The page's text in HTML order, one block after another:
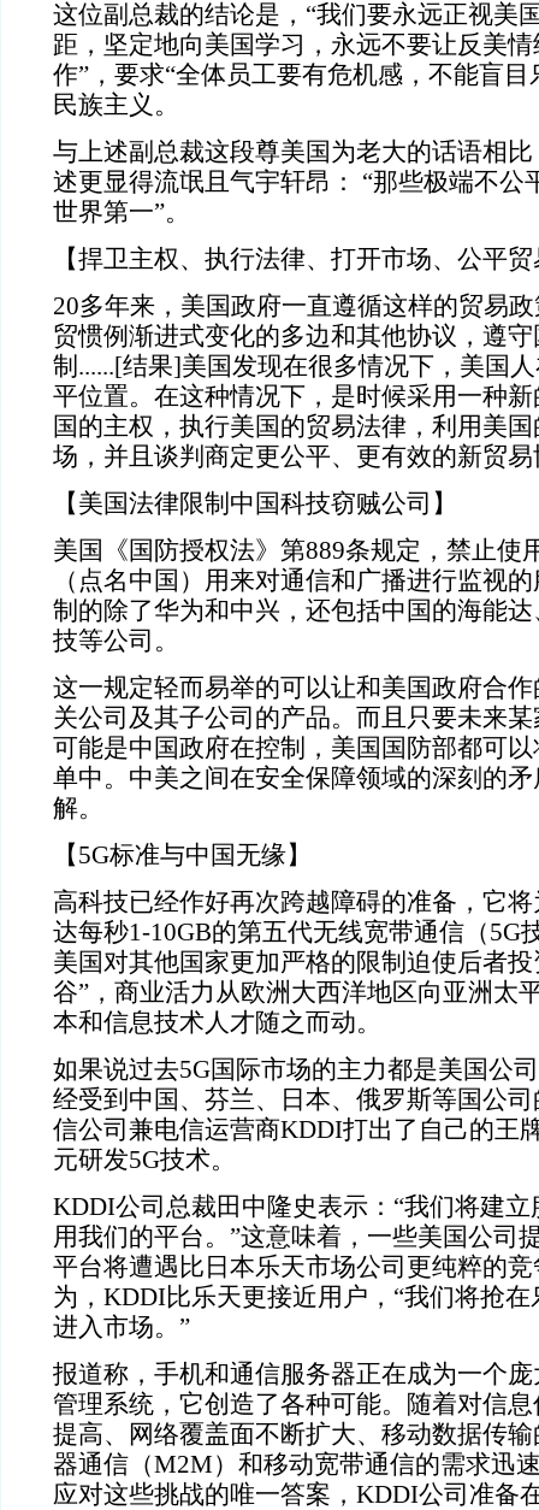
这位副总裁的结论是，“我们要永远正视美
距，坚定地向美国学习，永远不要让反美
作”，要求“全体员工要有危机感，不能盲
民族主义。
与上述副总裁这段尊美国为老大的话语相
述更显得流氓且气宇轩昂： “那些极端不公
世界第一”。
【捍卫主权、执行法律、打开市场、公平
20多年来，美国政府一直遵循这样的贸易
贸惯例渐进式变化的多边和其他协议，遵
制......[结果]美国发现在很多情况下，美国
平位置。在这种情况下，是时候采用一种
国的主权，执行美国的贸易法律，利用美
场，并且谈判商定更公平、更有效的新贸易
【美国法律限制中国科技窃贼公司】
美国《国防授权法》第889条规定，禁止使
（点名中国）用来对通信和广播进行监视
制的除了华为和中兴，还包括中国的海能
技等公司。
这一规定轻而易举的可以让和美国政府合
关公司及其子公司的产品。而且只要未来
可能是中国政府在控制，美国国防部都可
单中。中美之间在安全保障领域的深刻的
解。
【5G标准与中国无缘】
高科技已经作好再次跨越障碍的准备，它
达每秒1-10GB的第五代无线宽带通信（5G
美国对其他国家更加严格的限制迫使后者
谷”，商业活力从欧洲大西洋地区向亚洲太
本和信息技术人才随之而动。
如果说过去5G国际市场的主力都是美国公
经受到中国、芬兰、日本、俄罗斯等国公
信公司兼电信运营商KDDI打出了自己的
元研发5G技术。
KDDI公司总裁田中隆史表示：“我们将建
用我们的平台。”这意味着，一些美国公司
平台将遭遇比日本乐天市场公司更纯粹的
为，KDDI比乐天更接近用户，“我们将抢在
进入市场。”
报道称，手机和通信服务器正在成为一个
管理系统，它创造了各种可能。随着对信
提高、网络覆盖面不断扩大、移动数据传
器通信（M2M）和移动宽带通信的需求迅
应对这些挑战的唯一答案，KDDI公司准备